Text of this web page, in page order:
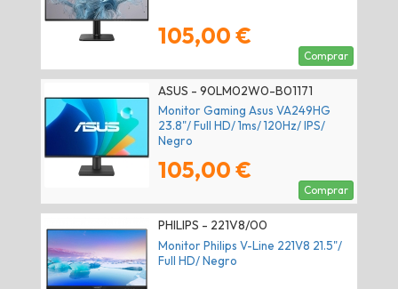
105,00 €
Comprar
ASUS - 90LM02W0-B01171
Monitor Gaming Asus VA249HG
23.8"/ Full HD/ 1ms/ 120Hz/ IPS/
Negro
105,00 €
Comprar
PHILIPS - 221V8/00
Monitor Philips V-Line 221V8 21.5"/
Full HD/ Negro